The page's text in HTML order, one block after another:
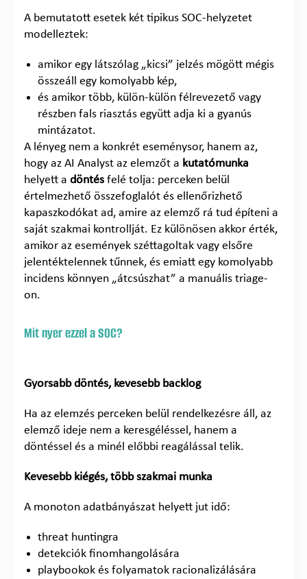
A bemutatott esetek két tipikus SOC-helyzetet
modelleztek:
amikor egy látszólag „kicsi” jelzés mögött mégis
összeáll egy komolyabb kép,
és amikor több, külön-külön félrevezető vagy
részben fals riasztás együtt adja ki a gyanús
mintázatot.
A lényeg nem a konkrét eseménysor, hanem az,
hogy az AI Analyst az elemzőt a kutatómunka
helyett a döntés felé tolja: perceken belül
értelmezhető összefoglalót és ellenőrizhető
kapaszkodókat ad, amire az elemző rá tud építeni a
saját szakmai kontrollját. Ez különösen akkor érték,
amikor az események széttagoltak vagy elsőre
jelentéktelennek tűnnek, és emiatt egy komolyabb
incidens könnyen „átcsúszhat” a manuális triage-
on.
Mit nyer ezzel a SOC?
Gyorsabb döntés, kevesebb backlog
Ha az elemzés perceken belül rendelkezésre áll, az
elemző ideje nem a keresgéléssel, hanem a
döntéssel és a minél előbbi reagálással telik.
Kevesebb kiégés, több szakmai munka
A monoton adatbányászat helyett jut idő:
threat huntingra
detekciók finomhangolására
playbookok és folyamatok racionalizálására